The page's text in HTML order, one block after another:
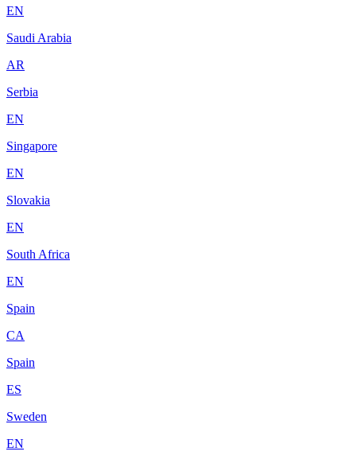
EN
Saudi Arabia
AR
Serbia
EN
Singapore
EN
Slovakia
EN
South Africa
EN
Spain
CA
Spain
ES
Sweden
EN